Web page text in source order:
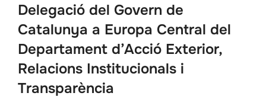
Delegació del Govern de
Catalunya a Europa Central del
Departament d’Acció Exterior,
Relacions Institucionals i
Transparència